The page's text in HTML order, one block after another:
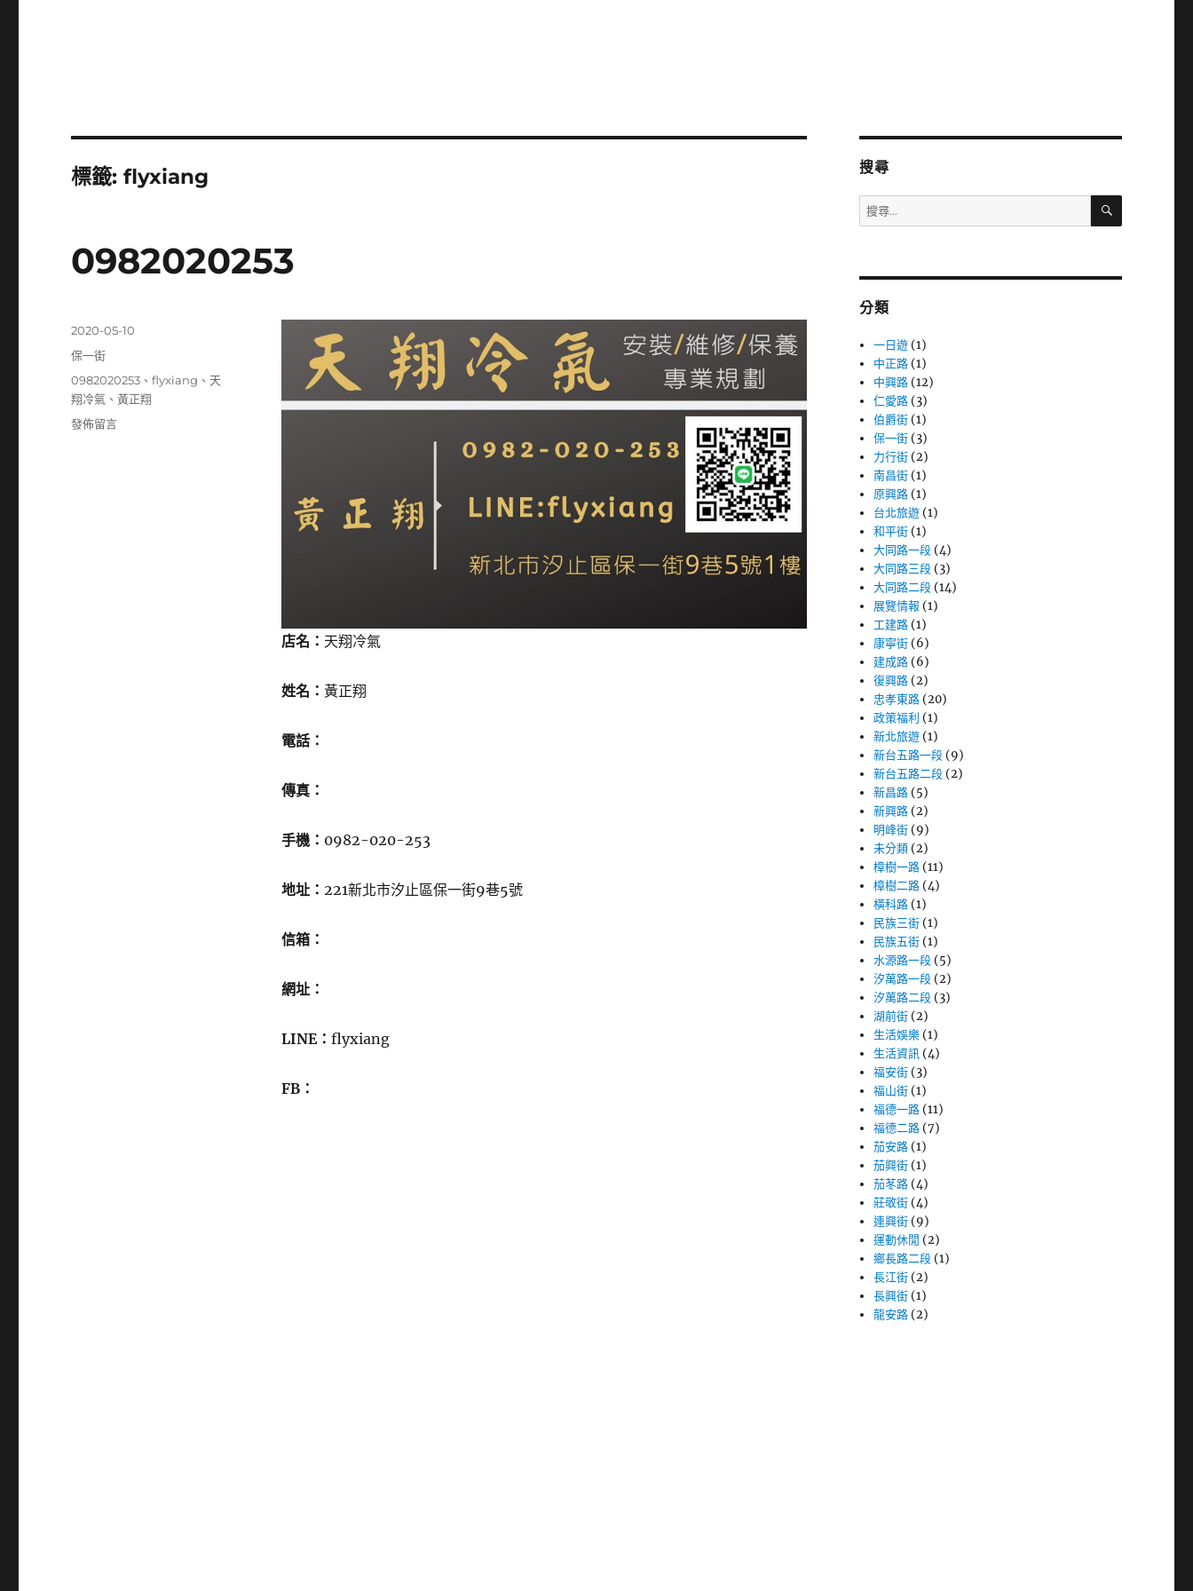
標籤:flyxiang
0982020253
店名： 天翔冷氣
姓名： 黃正翔
電話：
傳真：
手機： 0982-020-253
地址： 221新北市汐止區保一街9巷5號
信箱：
網址：
LINE： flyxiang
FB：
發
佈
期:
2020-05-10
分
保一街
標
籤
0982020253 、flyxiang 、 天
翔冷氣 、黃正翔
在
發佈留言
搜尋
搜
尋
字:
搜
分類
一日遊 (1)
中正路 (1)
中興路 (12)
仁愛路 (3)
伯爵街 (1)
保一街 (3)
力行街 (2)
南昌街 (1)
原興路 (1)
台北旅遊 (1)
和平街 (1)
大同路一段 (4)
大同路三段 (3)
大同路二段 (14)
展覽情報 (1)
工建路 (1)
康寧街 (6)
建成路 (6)
復興路 (2)
忠孝東路 (20)
政策福利 (1)
新北旅遊 (1)
新台五路一段 (9)
新台五路二段 (2)
新昌路 (5)
新興路 (2)
明峰街 (9)
未分類 (2)
樟樹一路 (11)
樟樹二路 (4)
橫科路 (1)
民族三街 (1)
民族五街 (1)
水源路一段 (5)
汐萬路一段 (2)
汐萬路二段 (3)
湖前街 (2)
生活娛樂 (1)
生活資訊 (4)
福安街 (3)
福山街 (1)
福德一路 (11)
福德二路 (7)
茄安路 (1)
茄興街 (1)
茄苳路 (4)
莊敬街 (4)
連興街 (9)
運動休閒 (2)
鄉長路二段 (1)
長江街 (2)
長興街 (1)
龍安路 (2)